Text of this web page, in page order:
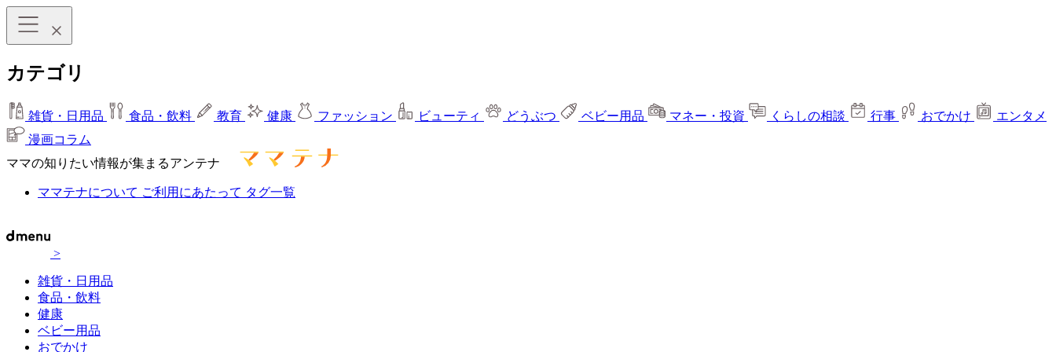
カテゴリ
雑貨・日用品 食品・飲料 教育 健康 ファッション ビューティ どうぶつ ベビー用品 マネー・投資 くらしの相談 行事 おでかけ
エンタメ
漫画コラム
ママの知りたい情報が集まるアンテナ
ママテナについて ご利用にあたって タグ一覧
>
雑貨・日用品
食品・飲料
健康
ベビー用品
おでかけ